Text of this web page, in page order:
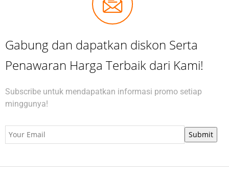
Gabung dan dapatkan diskon Serta
Penawaran Harga Terbaik dari Kami!
Subscribe untuk mendapatkan informasi promo setiap
minggunya!